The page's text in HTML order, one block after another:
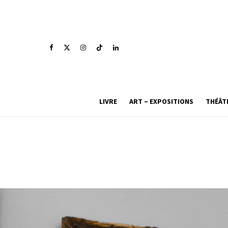
LIVRE ART – EXPOSITIONS